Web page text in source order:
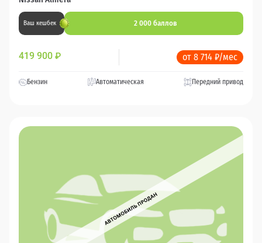
Ваш кешбек 2 000 баллов
419 900 ₽ от 8 714 ₽/мес
Бензин Автоматическая Передний привод